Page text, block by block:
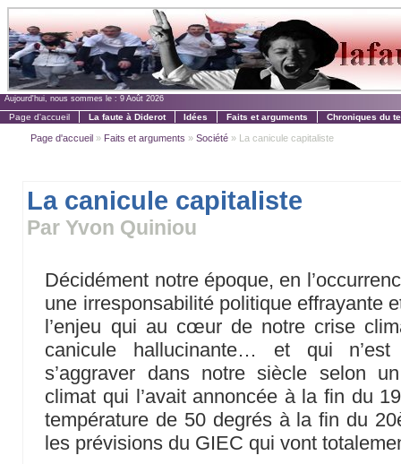
Aujourd'hui, nous sommes le : 9 Août 2026
Page d'accueil La faute à Diderot Idées Faits et arguments Chroniques du
Page d'accueil » Faits et arguments »Société » La canicule capitaliste
La canicule capitaliste
Par Yvon Quiniou
Décidément notre époque, en
une irresponsabilité politique effrayante
l’enjeu qui au cœur de notre crise
canicule hallucinante… et qui
s’aggraver dans notre siècle selon
climat qui l’avait annoncée à la fin du
température de 50 degrés à la fin du
les prévisions du GIEC qui vont